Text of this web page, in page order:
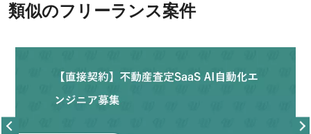
類似のフリーランス案件